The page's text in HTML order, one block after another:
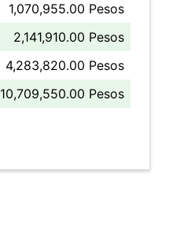
1,070,955.00 Pesos
2,141,910.00 Pesos
4,283,820.00 Pesos
10,709,550.00 Pesos